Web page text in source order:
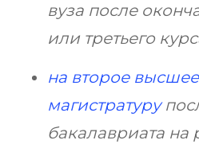
вуза после
или третьего
на второе высшее
магистратуру
бакалавриата на